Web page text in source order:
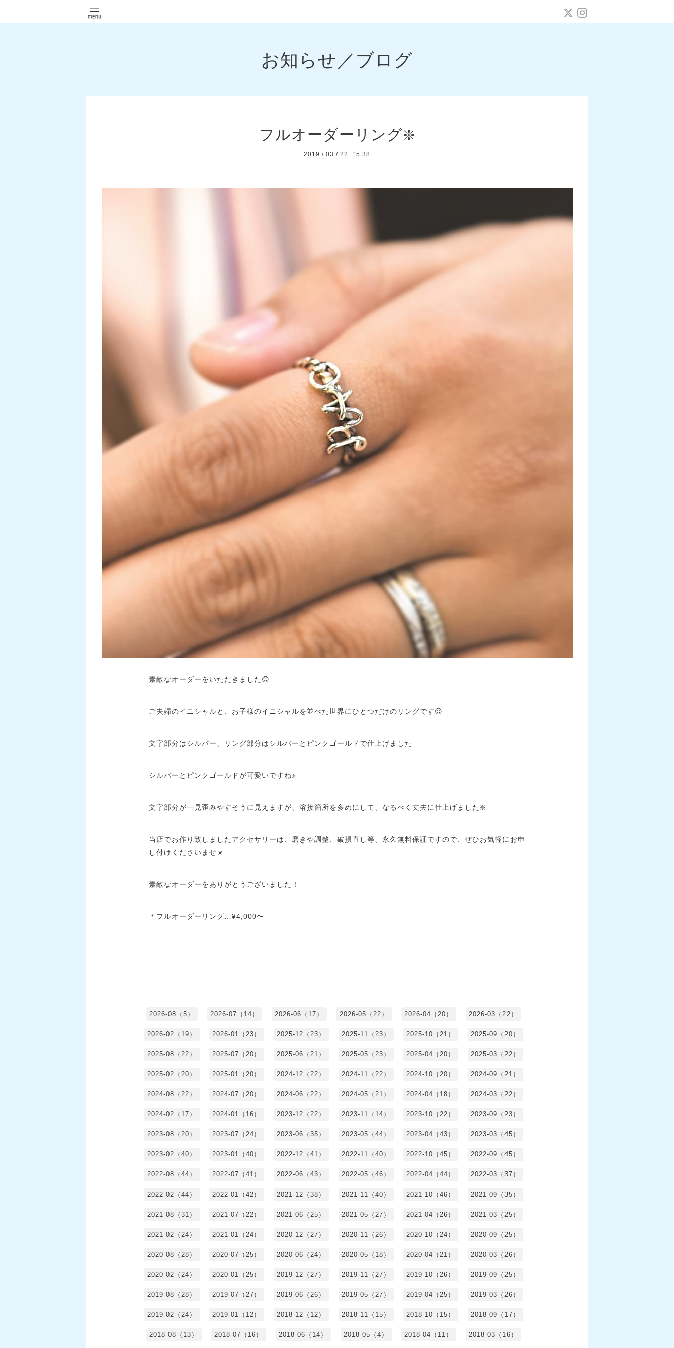
お知らせ／ブログ
フルオーダーリング❇️
2019 / 03 / 22 15:38
素敵なオーダーをいただきました😊
ご夫婦のイニシャルと、お子様のイニシャルを並べた世界にひとつだけのリングです😌
文字部分はシルバー、リング部分はシルバーとピンクゴールドで仕上げました
シルバーとピンクゴールドが可愛いですね♪
文字部分が一見歪みやすそうに見えますが、溶接箇所を多めにして、なるべく丈夫に仕上げました❇️
当店でお作り致しましたアクセサリーは、磨きや調整、破損直し等、永久無料保証ですので、ぜひお気軽にお申
し付けくださいませ☀️
素敵なオーダーをありがとうございました！
＊フルオーダーリング…¥4,000〜
2026-08（5） 2026-07（14） 2026-06（17） 2026-05（22） 2026-04（20） 2026-03（22）
2026-02（19） 2026-01（23） 2025-12（23） 2025-11（23） 2025-10（21） 2025-09（20）
2025-08（22） 2025-07（20） 2025-06（21） 2025-05（23） 2025-04（20） 2025-03（22）
2025-02（20） 2025-01（20） 2024-12（22） 2024-11（22） 2024-10（20） 2024-09（21）
2024-08（22） 2024-07（20） 2024-06（22） 2024-05（21） 2024-04（18） 2024-03（22）
2024-02（17） 2024-01（16） 2023-12（22） 2023-11（14） 2023-10（22） 2023-09（23）
2023-08（20） 2023-07（24） 2023-06（35） 2023-05（44） 2023-04（43） 2023-03（45）
2023-02（40） 2023-01（40） 2022-12（41） 2022-11（40） 2022-10（45） 2022-09（45）
2022-08（44） 2022-07（41） 2022-06（43） 2022-05（46） 2022-04（44） 2022-03（37）
2022-02（44） 2022-01（42） 2021-12（38） 2021-11（40） 2021-10（46） 2021-09（35）
2021-08（31） 2021-07（22） 2021-06（25） 2021-05（27） 2021-04（26） 2021-03（25）
2021-02（24） 2021-01（24） 2020-12（27） 2020-11（26） 2020-10（24） 2020-09（25）
2020-08（28） 2020-07（25） 2020-06（24） 2020-05（18） 2020-04（21） 2020-03（26）
2020-02（24） 2020-01（25） 2019-12（27） 2019-11（27） 2019-10（26） 2019-09（25）
2019-08（28） 2019-07（27） 2019-06（26） 2019-05（27） 2019-04（25） 2019-03（26）
2019-02（24） 2019-01（12） 2018-12（12） 2018-11（15） 2018-10（15） 2018-09（17）
2018-08（13） 2018-07（16） 2018-06（14） 2018-05（4） 2018-04（11） 2018-03（16）